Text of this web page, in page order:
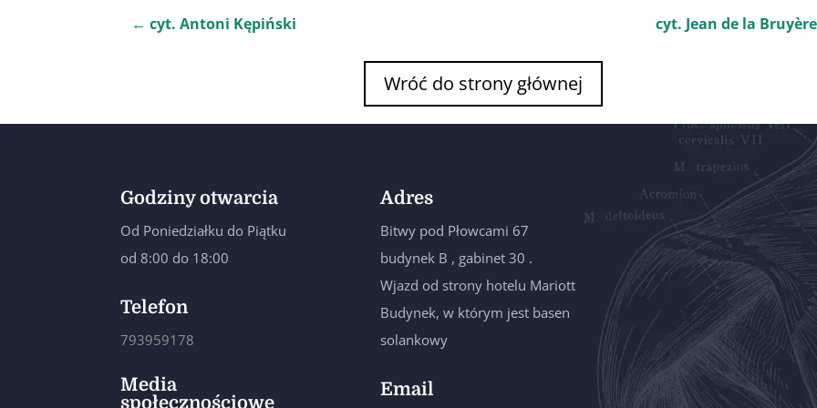
←cyt. Antoni Kępiński cyt. Jean de la Bruyère
Wróć do strony głównej
Godziny otwarcia
Od Poniedziałku do Piątku
od 8:00 do 18:00
Telefon
793959178
Media
społecznościowe
Adres
Bitwy pod Płowcami 67
budynek B , gabinet 30 .
Wjazd od strony hotelu Mariott
Budynek, w którym jest basen
solankowy
Email